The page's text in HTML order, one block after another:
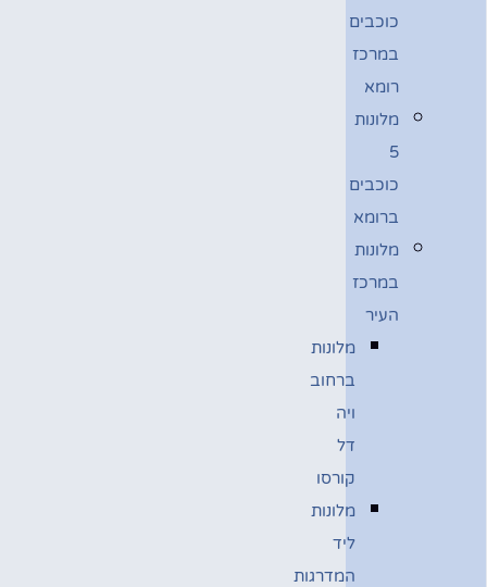
כוכבים
במרכז
רומא
מלונות
5
כוכבים
ברומא
מלונות
במרכז
העיר
מלונות
ברחוב
ויה
דל
קורסו
מלונות
ליד
המדרגות